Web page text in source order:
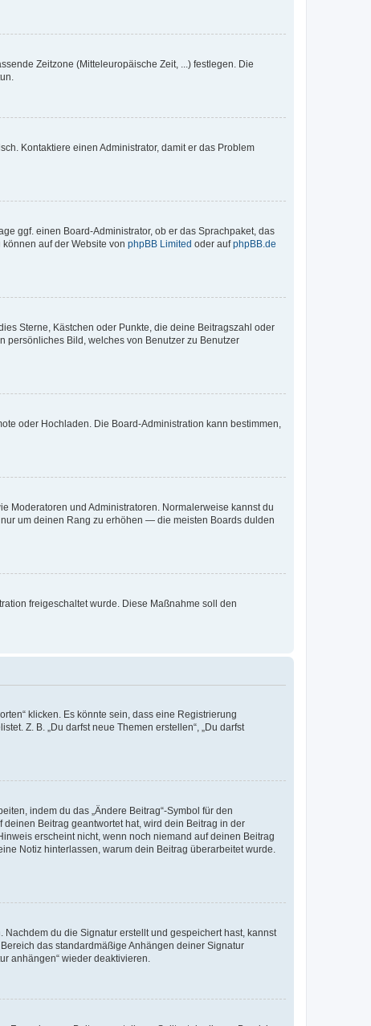
Zeitzone (Mitteleuropäische Zeit, ...) festlegen. Die
Kontaktiere einen Administrator, damit er das Problem
ggf. einen Board-Administrator, ob er das Sprachpaket, das
auf der Website von phpBB Limited oder aufphpBB.de
Sterne, Kästchen oder Punkte, die deine Beitragszahl oder
persönliches Bild, welches von Benutzer zu Benutzer
oder Hochladen. Die Board-Administration kann bestimmen,
Moderatoren und Administratoren. Normalerweise kannst du
um deinen Rang zu erhöhen — die meisten Boards dulden
freigeschaltet wurde. Diese Maßnahme soll den
klicken. Es könnte sein, dass eine Registrierung
Z. B. „Du darfst neue Themen erstellen“, „Du darfst
indem du das „Ändere Beitrag“-Symbol für den
Beitrag geantwortet hat, wird dein Beitrag in der
erscheint nicht, wenn noch niemand auf deinen Beitrag
Notiz hinterlassen, warum dein Beitrag überarbeitet wurde.
du die Signatur erstellt und gespeichert hast, kannst
das standardmäßige Anhängen deiner Signatur
anhängen“ wieder deaktivieren.